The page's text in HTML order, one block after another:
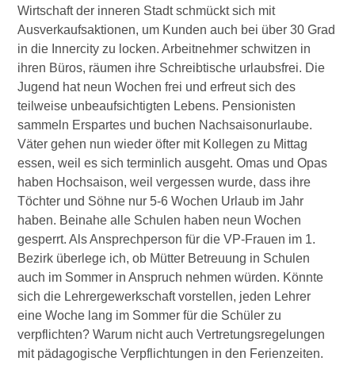
Wirtschaft der inneren Stadt schmückt sich mit
Ausverkaufsaktionen, um Kunden auch bei über 30 Grad
in die Innercity zu locken. Arbeitnehmer schwitzen in
ihren Büros, räumen ihre Schreibtische urlaubsfrei. Die
Jugend hat neun Wochen frei und erfreut sich des
teilweise unbeaufsichtigten Lebens. Pensionisten
sammeln Erspartes und buchen Nachsaisonurlaube.
Väter gehen nun wieder öfter mit Kollegen zu Mittag
essen, weil es sich terminlich ausgeht. Omas und Opas
haben Hochsaison, weil vergessen wurde, dass ihre
Töchter und Söhne nur 5-6 Wochen Urlaub im Jahr
haben. Beinahe alle Schulen haben neun Wochen
gesperrt. Als Ansprechperson für die VP-Frauen im 1.
Bezirk überlege ich, ob Mütter Betreuung in Schulen
auch im Sommer in Anspruch nehmen würden. Könnte
sich die Lehrergewerkschaft vorstellen, jeden Lehrer
eine Woche lang im Sommer für die Schüler zu
verpflichten? Warum nicht auch Vertretungsregelungen
mit pädagogische Verpflichtungen in den Ferienzeiten.